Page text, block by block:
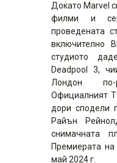
Докато Marvel
филми и
проведената
включително
студиото
Deadpool 3,
Лондон
Официалният
дори сподели
Райън
снимачната
Премиерата
май 2024 г.